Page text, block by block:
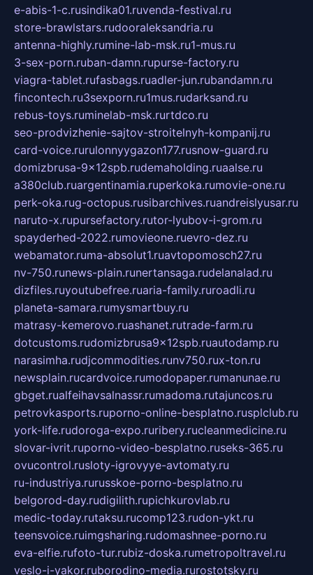
e-abis-1-c.rusindika01.ruvenda-festival.ru
store-brawlstars.rudooraleksandria.ru
antenna-highly.rumine-lab-msk.ru1-mus.ru
3-sex-porn.ruban-damn.rupurse-factory.ru
viagra-tablet.rufasbags.ruadler-jun.rubandamn.ru
fincontech.ru3sexporn.ru1mus.rudarksand.ru
rebus-toys.ruminelab-msk.rurtdco.ru
seo-prodvizhenie-sajtov-stroitelnyh-kompanij.ru
card-voice.rurulonnyygazon177.rusnow-guard.ru
domizbrusa-9x12spb.rudemaholding.ruaalse.ru
a380club.ruargentinamia.ruperkoka.rumovie-one.ru
perk-oka.rug-octopus.rusibarchives.ruandreislyusar.ru
naruto-x.rupursefactory.rutor-lyubov-i-grom.ru
spayderhed-2022.rumovieone.ruevro-dez.ru
webamator.ruma-absolut1.ruavtopomosch27.ru
nv-750.runews-plain.runertansaga.rudelanalad.ru
dizfiles.ruyoutubefree.ruaria-family.ruroadli.ru
planeta-samara.rumysmartbuy.ru
matrasy-kemerovo.ruashanet.rutrade-farm.ru
dotcustoms.rudomizbrusa9x12spb.ruautodamp.ru
narasimha.rudjcommodities.runv750.rux-ton.ru
newsplain.rucardvoice.rumodopaper.rumanunae.ru
gbget.rualfeihavsalnassr.rumadoma.rutajuncos.ru
petrovkasports.ruporno-online-besplatno.rusplclub.ru
york-life.rudoroga-expo.ruribery.rucleanmedicine.ru
slovar-ivrit.ruporno-video-besplatno.ruseks-365.ru
ovucontrol.rusloty-igrovyye-avtomaty.ru
ru-industriya.rurusskoe-porno-besplatno.ru
belgorod-day.rudigilith.rupichkurovlab.ru
medic-today.rutaksu.rucomp123.rudon-ykt.ru
teensvoice.ruimgsharing.rudomashnee-porno.ru
eva-elfie.rufoto-tur.rubiz-doska.rumetropoltravel.ru
veslo-i-yakor.ruborodino-media.rurostotsky.ru